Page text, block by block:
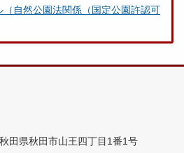
自然公園法関係（国定公園許認可
田県秋田市山王四丁目1番1号